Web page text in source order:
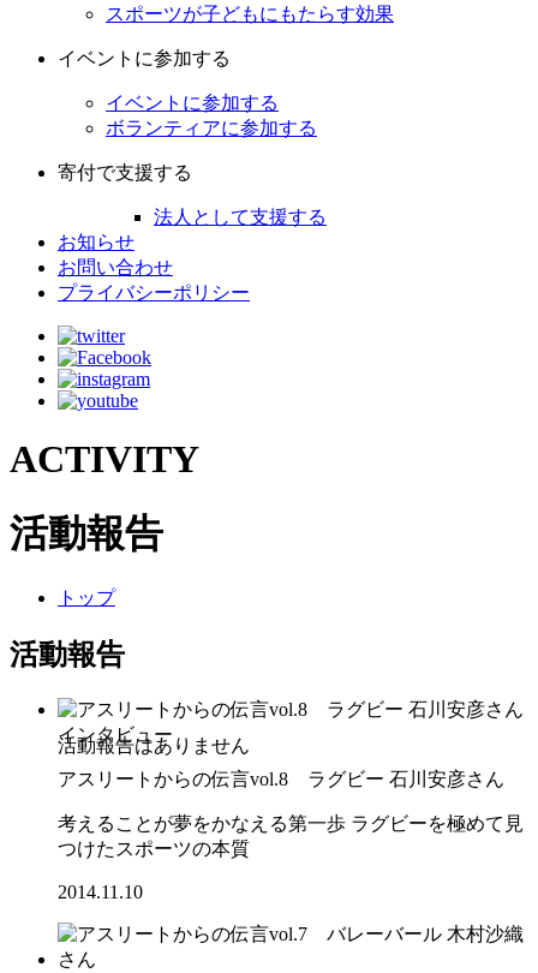
スポーツが子どもにもたらす効果
イベントに参加する
イベントに参加する
ボランティアに参加する
寄付で支援する
法人として支援する
お知らせ
お問い合わせ
プライバシーポリシー
ACTIVITY
活動報告
トップ
活動報告
インタビュー
アスリートからの伝言vol.8 ラグビー 石川安彦さん
考えることが夢をかなえる第一歩 ラグビーを極めて見
つけたスポーツの本質
2014.11.10